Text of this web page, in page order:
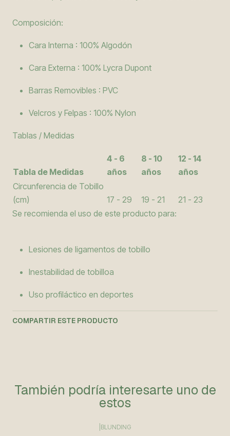
Composición:
Cara Interna : 100% Algodón
Cara Externa : 100% Lycra Dupont
Barras Removibles : PVC
Velcros y Felpas : 100% Nylon
Tablas / Medidas
Tabla de Medidas
4 - 6
años
8 - 10
años
12 - 14
años
Circunferencia de Tobillo
(cm)
17 - 29 19 - 21
21 - 23
Se recomienda el uso de este producto para:
Lesiones de ligamentos de tobillo
Inestabilidad de tobilloa
Uso profiláctico en deportes
COMPARTIR ESTE PRODUCTO
También podría interesarte uno de
estos
BLUNDING